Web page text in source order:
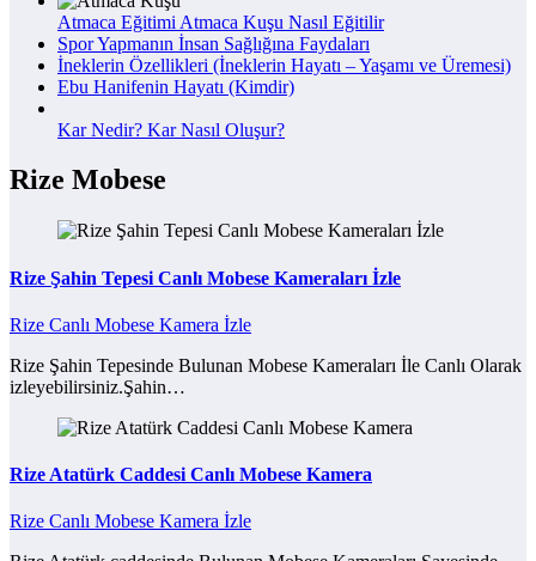
Atmaca Eğitimi Atmaca Kuşu Nasıl Eğitilir
Spor Yapmanın İnsan Sağlığına Faydaları
İneklerin Özellikleri (İneklerin Hayatı – Yaşamı ve Üremesi)
Ebu Hanifenin Hayatı (Kimdir)
Kar Nedir? Kar Nasıl Oluşur?
Rize Mobese
Rize Şahin Tepesi Canlı Mobese Kameraları İzle
Rize Canlı Mobese Kamera İzle
Rize Şahin Tepesinde Bulunan Mobese Kameraları İle Canlı Olarak
izleyebilirsiniz.Şahin…
Rize Atatürk Caddesi Canlı Mobese Kamera
Rize Canlı Mobese Kamera İzle